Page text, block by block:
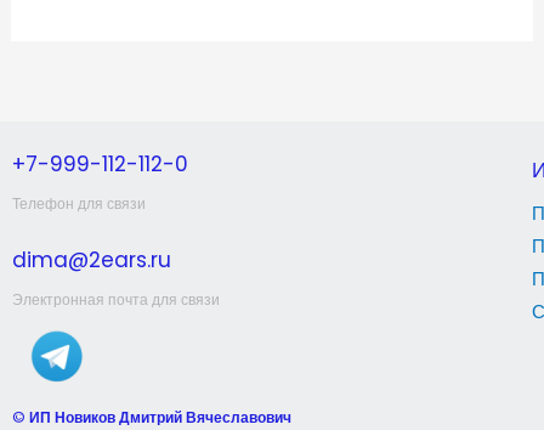
+7-999-112-112-0
Телефон для связи
dima@2ears.ru
Электронная почта для связи
© ИП Новиков Дмитрий Вячеславович